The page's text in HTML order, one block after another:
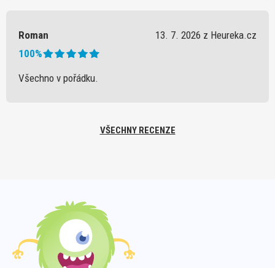
Roman
13. 7. 2026 z Heureka.cz
100%
Všechno v pořádku.
VŠECHNY RECENZE